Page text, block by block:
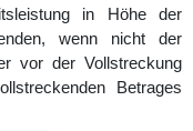
in Höhe der
wenn nicht der
vor der Vollstreckung
Betrages